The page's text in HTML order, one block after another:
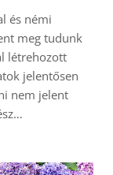
és némi
meg tudunk
létrehozott
jelentősen
nem jelent